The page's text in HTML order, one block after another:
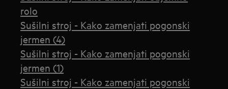
rolo
Sušilni stroj - Kako zamenjati pogonski
jermen (4)
Sušilni stroj - Kako zamenjati pogonski
jermen (1)
Sušilni stroj - Kako zamenjati pogonski